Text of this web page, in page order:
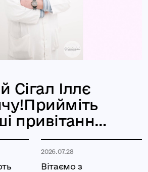
Сігал Іллє
привітання з
від
2026.07.28
Вітаємо з